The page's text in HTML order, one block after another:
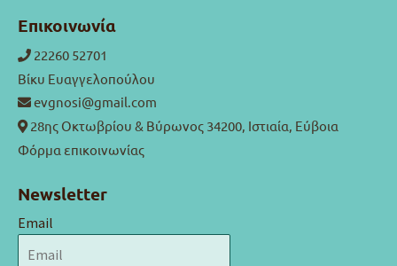
Επικοινωνία
22260 52701
Βίκυ Ευαγγελοπούλου
evgnosi@gmail.com
28ης Οκτωβρίου & Βύρωνος 34200, Ιστιαία, Εύβοια
Φόρμα επικοινωνίας
Newsletter
Email